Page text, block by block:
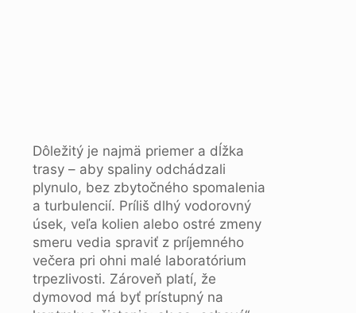
Dôležitý je najmä priemer a dĺžka
trasy – aby spaliny odchádzali
plynulo, bez zbytočného spomalenia
a turbulencií. Príliš dlhý vodorovný
úsek, veľa kolien alebo ostré zmeny
smeru vedia spraviť z príjemného
večera pri ohni malé laboratórium
trpezlivosti. Zároveň platí, že
dymovod má byť prístupný na